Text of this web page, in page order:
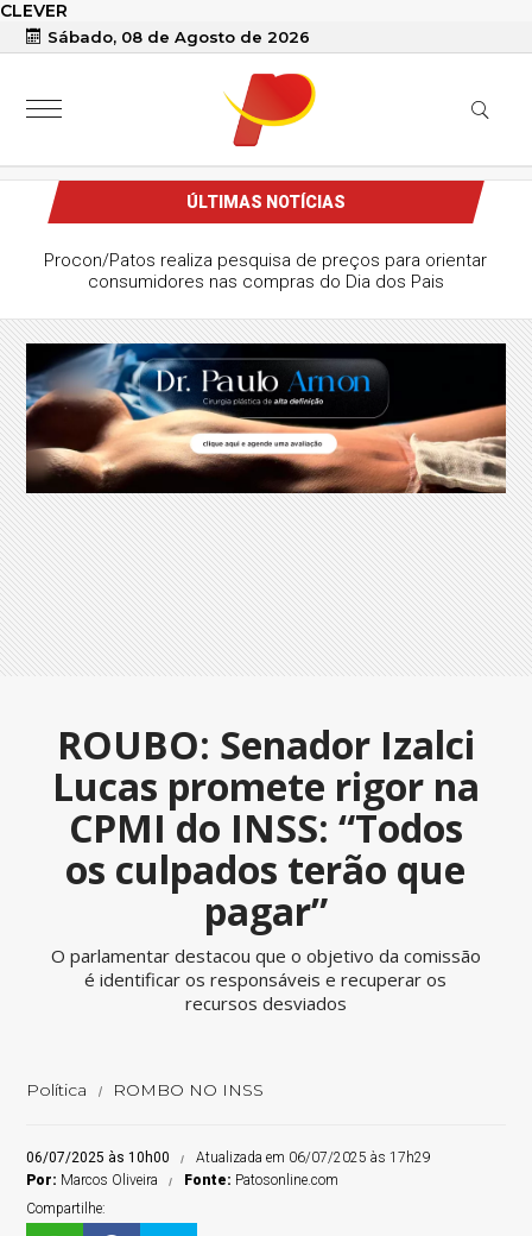
CLEVER
Sábado, 08 de Agosto de 2026
ÚLTIMAS NOTÍCIAS
Procon/Patos realiza pesquisa de preços para orientar
consumidores nas compras do Dia dos Pais
ROUBO: Senador Izalci
Lucas promete rigor na
CPMI do INSS: “Todos
os culpados terão que
pagar”
O parlamentar destacou que o objetivo da comissão
é identificar os responsáveis e recuperar os
recursos desviados
Política ROMBO NO INSS
06/07/2025 às 10h00
Atualizada em 06/07/2025 às 17h29
Por: Marcos Oliveira Fonte: Patosonline.com
Compartilhe: